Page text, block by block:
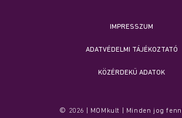
IMPRESSZUM
ADATVÉDELMI TÁJÉKOZTATÓ
KÖZÉRDEKŰ ADATOK
© 2026 | MOMkult | Minden jog